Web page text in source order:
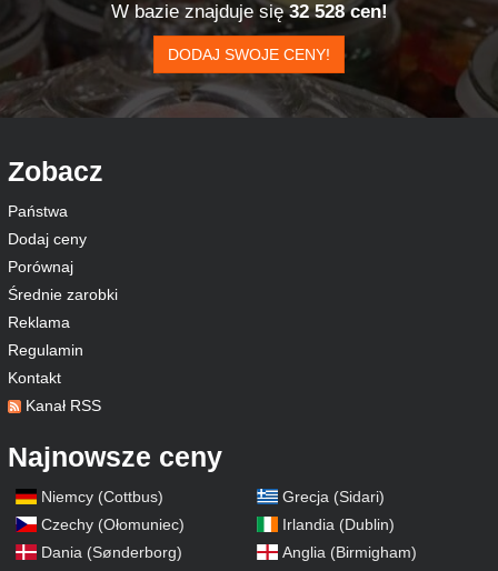
W bazie znajduje się32 528 cen!
DODAJ SWOJE CENY!
Zobacz
Państwa
Dodaj ceny
Porównaj
Średnie zarobki
Reklama
Regulamin
Kontakt
Kanał RSS
Najnowsze ceny
Niemcy (Cottbus)
Czechy (Ołomuniec)
Dania (Sønderborg)
Grecja (Sidari)
Irlandia (Dublin)
Anglia (Birmigham)